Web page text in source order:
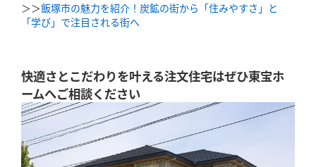
＞＞飯塚市の魅力を紹介！炭鉱の街から「住みやすさ」と
「学び」で注目される街へ
快適さとこだわりを叶える注文住宅はぜひ東宝ホ
ームへご相談ください